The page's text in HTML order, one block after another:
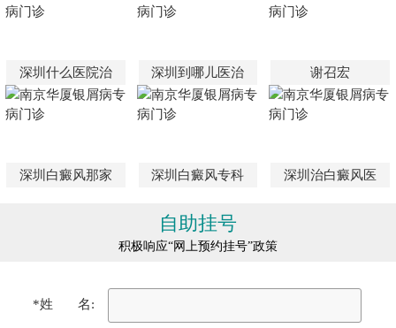
深圳什么医院治 深圳到哪儿医治 谢召宏
深圳白癜风那家 深圳白癜风专科 深圳治白癜风医
自助挂号
积极响应“网上预约挂号”政策
*姓 名: